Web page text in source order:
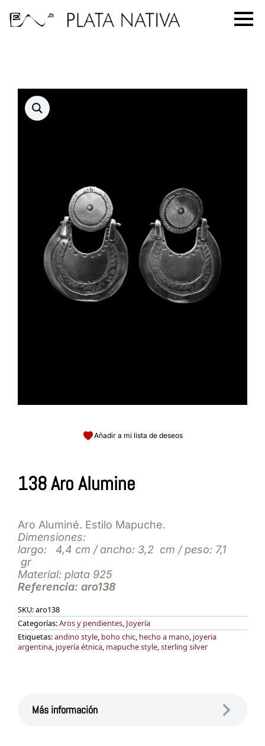
Añadir a mi lista de deseos
138 Aro Alumine
Aro Aluminé. Estilo Mapuche.
Dimensiones:
largo: 4,4 cm / ancho: 3,2 cm / peso: 7,1
gr
Material: plata 925
Referencia: aro138
SKU:aro138
Categorías:Aros y pendientes, Joyería
Etiquetas:andino style, boho chic, hecho a mano, joyeria
argentina, joyería étnica, mapuche style,sterling silver
Más información